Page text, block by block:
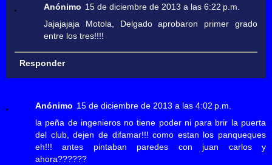
Anónimo 15 de diciembre de 2013 a las 6:22 p.m.
Jajajajaja Motola, Delgado aprobaron primer grado
entre los tres!!!!
Responder
Anónimo 15 de diciembre de 2013 a las 4:02 p.m.
la peña de ingenieros no tiene poder ni para brir la puerta
del club, dejen de difamar!!! como estan los panqueques
eh!!! antes pintaban paredes con juan carlos y
ahora??????